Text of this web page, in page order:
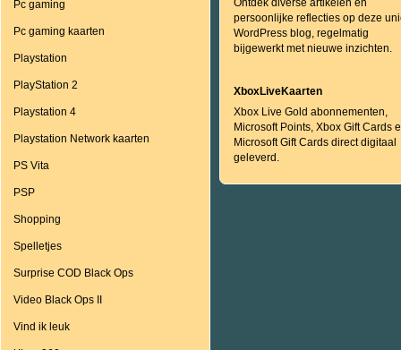
Pc gaming
Pc gaming kaarten
Playstation
PlayStation 2
Playstation 4
Playstation Network kaarten
PS Vita
PSP
Shopping
Spelletjes
Surprise COD Black Ops
Video Black Ops II
Vind ik leuk
Ontdek diverse artikelen en
persoonlijke reflecties op deze
WordPress blog, regelmatig
bijgewerkt met nieuwe inzichten.
XboxLiveKaarten
Xbox Live Gold abonnementen,
Microsoft Points, Xbox Gift Cards
Microsoft Gift Cards direct digitaal
geleverd.